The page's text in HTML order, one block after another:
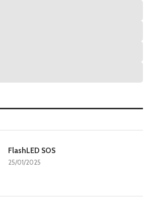
FlashLED SOS
25/01/2025